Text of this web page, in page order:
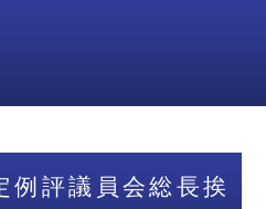
例評議員会総長挨